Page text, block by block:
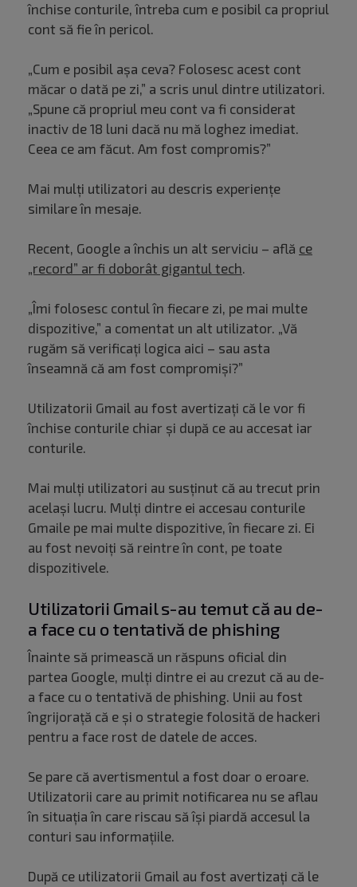
închise conturile, întreba cum e posibil ca propriul
cont să fie în pericol.
„Cum e posibil așa ceva? Folosesc acest cont
măcar o dată pe zi,” a scris unul dintre utilizatori.
„Spune că propriul meu cont va fi considerat
inactiv de 18 luni dacă nu mă loghez imediat.
Ceea ce am făcut. Am fost compromis?”
Mai mulți utilizatori au descris experiențe
similare în mesaje.
Recent, Google a închis un alt serviciu – află ce
„record” ar fi doborât gigantul tech.
„Îmi folosesc contul în fiecare zi, pe mai multe
dispozitive,” a comentat un alt utilizator. „Vă
rugăm să verificați logica aici – sau asta
înseamnă că am fost compromiși?”
Utilizatorii Gmail au fost avertizați că le vor fi
închise conturile chiar și după ce au accesat iar
conturile.
Mai mulți utilizatori au susținut că au trecut prin
același lucru. Mulți dintre ei accesau conturile
Gmaile pe mai multe dispozitive, în fiecare zi. Ei
au fost nevoiți să reintre în cont, pe toate
dispozitivele.
Utilizatorii Gmail s-au temut că au de-
a face cu o tentativă de phishing
Înainte să primească un răspuns oficial din
partea Google, mulți dintre ei au crezut că au de-
a face cu o tentativă de phishing. Unii au fost
îngrijorață că e și o strategie folosită de hackeri
pentru a face rost de datele de acces.
Se pare că avertismentul a fost doar o eroare.
Utilizatorii care au primit notificarea nu se aflau
în situația în care riscau să își piardă accesul la
conturi sau informațiile.
După ce utilizatorii Gmail au fost avertizați că le